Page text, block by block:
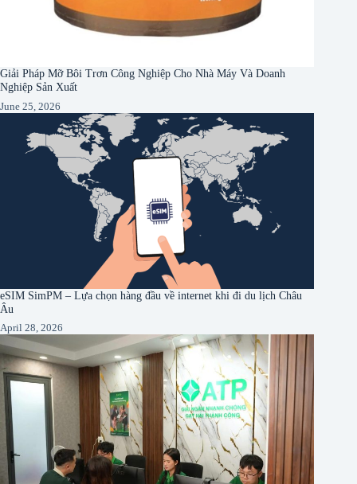
Giải Pháp Mỡ Bôi Trơn Công Nghiệp Cho Nhà Máy Và Doanh
Nghiệp Sản Xuất
June 25, 2026
eSIM SimPM – Lựa chọn hàng đầu về internet khi đi du lịch Châu
Âu
April 28, 2026